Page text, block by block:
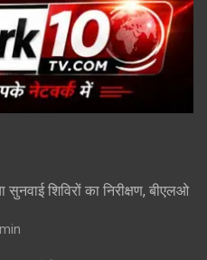
शिविरों का निरीक्षण, बीएलओ